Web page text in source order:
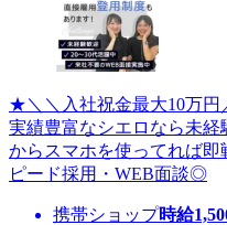
★＼＼入社祝金最大10万
実績豊富なシエロなら未
からスマホを使ってれば
ピード採用・WEB面談◎
携帯ショップ時給